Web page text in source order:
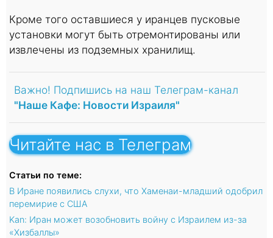
Кроме того оставшиеся у иранцев пусковые
установки могут быть отремонтированы или
извлечены из подземных хранилищ.
Важно! Подпишись на наш Телеграм-канал
"Наше Кафе: Новости Израиля"
Читайте нас в Телеграм
Статьи по теме:
В Иране появились слухи, что Хаменаи-младший одобрил
перемирие с США
Kan: Иран может возобновить войну с Израилем из-за
«Хизбаллы»